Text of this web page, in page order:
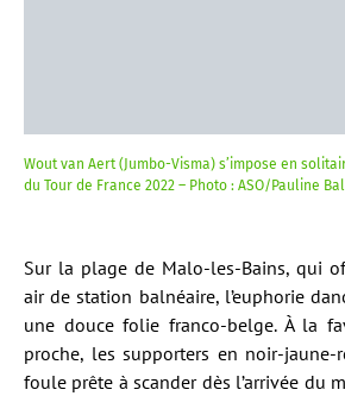
Wout van Aert (Jumbo-Visma) s’impose en
du Tour de France 2022 – Photo : ASO/Pauline
Sur la plage de Malo-les-Bains, qui
air de station balnéaire, l’euphorie
une douce folie franco-belge. À la
proche, les supporters en noir-
foule prête à scander dès l’arrivée du